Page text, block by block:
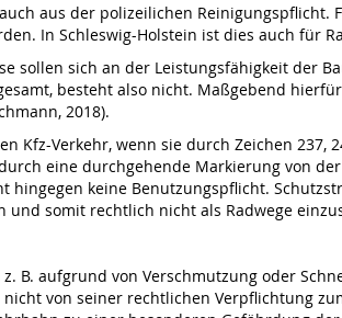
aus der polizeilichen Reinigungspflicht.
In Schleswig-Holstein ist dies auch für
sollen sich an der Leistungsfähigkeit der
besteht also nicht. Maßgebend
2018).
Verkehr, wenn sie durch Zeichen 237,
eine durchgehende Markierung von
hingegen keine Benutzungspflicht.
und somit rechtlich nicht als Radwege
B. aufgrund von Verschmutzung oder
von seiner rechtlichen Verpflichtung